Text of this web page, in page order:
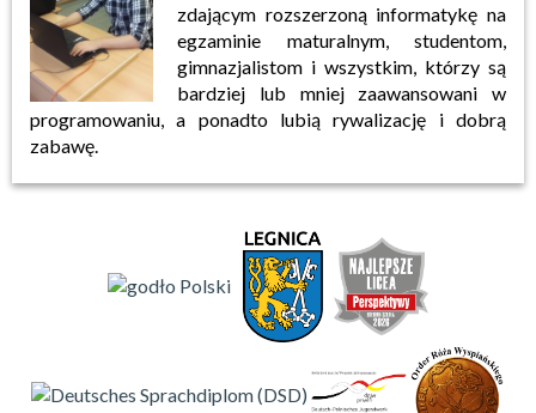
zdającym rozszerzoną informatykę na
egzaminie maturalnym, studentom,
gimnazjalistom i wszystkim, którzy są
bardziej lub mniej zaawansowani w
programowaniu, a ponadto lubią rywalizację i dobrą
zabawę.